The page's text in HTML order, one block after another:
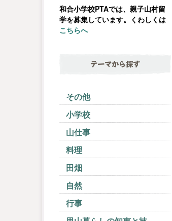
和合小学校PTAでは、親子山村留
学を募集しています。くわしくは
こちらへ
テーマから探す
その他
小学校
山仕事
料理
田畑
自然
行事